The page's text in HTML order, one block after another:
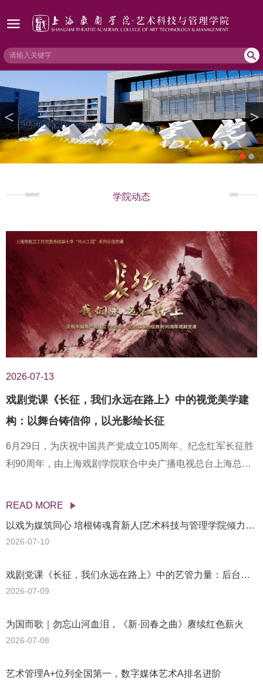
< >
学院动态
2026-07-13
戏剧党课《长征，我们永远在路上》中的视觉美学建
构：以舞台铸信仰，以光影绘长征
6月29日，为庆祝中国共产党成立105周年、纪念红军长征胜
利90周年，由上海戏剧学院联合中央广播电视总台上海总
管理学院师生深度参与全流程幕后创作：学院薛嘉副书记牵
头整体舞台设计，凌军老师担任多媒体视觉总设计，2023级
所长为戏剧党课筑牢视听基底。多维舞台铺展长征叙事本次
舞台美术创作由薛嘉副书记带队攻坚，团队前期深度研读完
景效果图，以空间语言服务红色叙事表达。在舞台空间架构
READ MORE
以戏为媒筑同心 培根铸魂育新人|艺术科技与管理学院倾力协办“花开戏剧・剧启新程”校际戏剧教育联盟揭牌暨汇演盛典
2026-07-10
戏剧党课《长征，我们永远在路上》中的艺管力量：后台的“眼睛”
2026-07-09
为国而歌｜勿忘山河血泪，《新·回春之曲》赓续红色薪火
2026-07-08
艺术管理A+位列全国第一，数字媒体艺术A排名进阶